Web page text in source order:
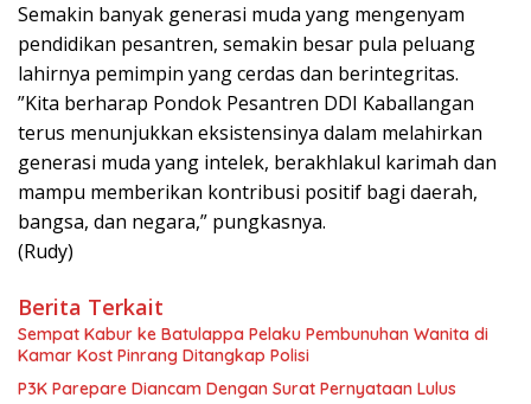
Semakin banyak generasi muda yang mengenyam
pendidikan pesantren, semakin besar pula peluang
lahirnya pemimpin yang cerdas dan berintegritas.
​”Kita berharap Pondok Pesantren DDI Kaballangan
terus menunjukkan eksistensinya dalam melahirkan
generasi muda yang intelek, berakhlakul karimah dan
mampu memberikan kontribusi positif bagi daerah,
bangsa, dan negara,” pungkasnya.
(Rudy)
Berita Terkait
Sempat Kabur ke Batulappa Pelaku Pembunuhan Wanita di
Kamar Kost Pinrang Ditangkap Polisi
P3K Parepare Diancam Dengan Surat Pernyataan Lulus